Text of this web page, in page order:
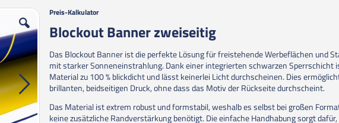
Zum
der
springen
Preis-Kalkulator
Blockout Banner zweiseitig
Das Blockout Banner ist die perfekte Lösung für freistehende Werbeflächen und
mit starker Sonneneinstrahlung. Dank einer integrierten schwarzen Sperrschicht
Material zu 100 % blickdicht und lässt keinerlei Licht durchscheinen. Dies
brillanten, beidseitigen Druck, ohne dass das Motiv der Rückseite durchscheint.
Das Material ist extrem robust und formstabil, weshalb es selbst bei großen
keine zusätzliche Randverstärkung benötigt. Die einfache Handhabung sorgt dafür,